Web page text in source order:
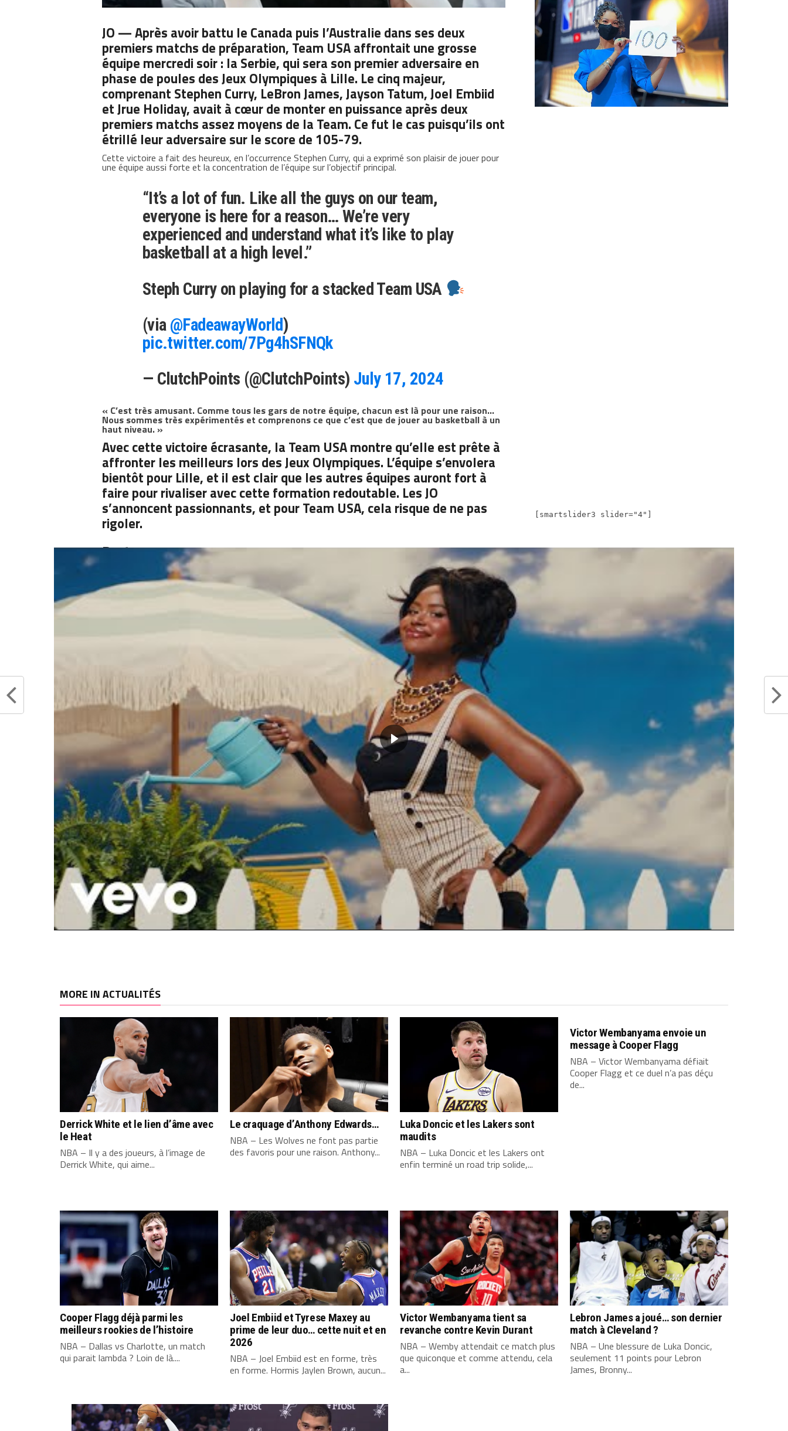
JO — Après avoir battu le Canada puis l’Australie dans ses deux
premiers matchs de préparation, Team USA affrontait une grosse
équipe mercredi soir : la Serbie, qui sera son premier adversaire en
phase de poules des Jeux Olympiques à Lille. Le cinq majeur,
comprenant Stephen Curry, LeBron James, Jayson Tatum, Joel Embiid
et Jrue Holiday, avait à cœur de monter en puissance après deux
premiers matchs assez moyens de la Team. Ce fut le cas puisqu’ils ont
étrillé leur adversaire sur le score de 105-79.
Cette victoire a fait des heureux, en l’occurrence Stephen Curry, qui a exprimé son plaisir de jouer pour
une équipe aussi forte et la concentration de l’équipe sur l’objectif principal.
“It’s a lot of fun. Like all the guys on our team,
everyone is here for a reason… We’re very
experienced and understand what it’s like to play
basketball at a high level.”
Steph Curry on playing for a stacked Team USA
(via @FadeawayWorld)
pic.twitter.com/7Pg4hSFNQk
— ClutchPoints (@ClutchPoints) July 17, 2024
« C’est très amusant. Comme tous les gars de notre équipe, chacun est là pour une raison…
Nous sommes très expérimentés et comprenons ce que c’est que de jouer au basketball à un
haut niveau. »
Avec cette victoire écrasante, la Team USA montre qu’elle est prête à
affronter les meilleurs lors des Jeux Olympiques. L’équipe s’envolera
bientôt pour Lille, et il est clair que les autres équipes auront fort à
faire pour rivaliser avec cette formation redoutable. Les JO
s’annoncent passionnants, et pourTeam USA, cela risque de ne pas
rigoler.
Partager :
envers LeBron James, deux
légendes du basket
Dans "Actualités"
Stephen Curry réagit à l’abandon
de Kawhi Leonard
juillet 17, 2024
Dans "Actualités"
Stephen Curry veut jouer les JO de
Paris en 2024
juin 21, 2022
Dans "Actualités"
RELATED TOPICS JO PARIS 2024 STEPHEN CURRY TEAM USA
CLICK TO COMMENT
[smartslider3 slider="4"]
MORE IN ACTUALITÉS
Derrick White et le lien d’âme avec
le Heat
NBA – Il y a des joueurs, à l’image de
Derrick White, qui aime...
Le craquage d’Anthony Edwards…
NBA – Les Wolves ne font pas partie
des favoris pour une raison. Anthony...
Luka Doncic et les Lakers sont
maudits
NBA – Luka Doncic et les Lakers ont
enfin terminé un road trip solide,...
Victor Wembanyama envoie un
message à Cooper Flagg
NBA – Victor Wembanyama défiait
Cooper Flagg et ce duel n’a pas déçu
de...
Cooper Flagg déjà parmi les
meilleurs rookies de l’histoire
NBA – Dallas vs Charlotte, un match
qui parait lambda ? Loin de là....
Joel Embiid et Tyrese Maxey au
prime de leur duo… cette nuit et en
2026
NBA – Joel Embiid est en forme, très
en forme. Hormis Jaylen Brown, aucun...
Victor Wembanyama tient sa
revanche contre Kevin Durant
NBA – Wemby attendait ce match plus
que quiconque et comme attendu, cela
a...
Lebron James a joué… son dernier
match à Cleveland ?
NBA – Une blessure de Luka Doncic,
seulement 11 points pour Lebron
James, Bronny...